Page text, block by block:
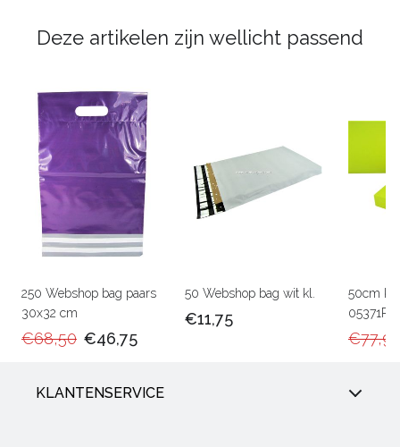
Deze artikelen zijn wellicht passend
250 Webshop bag paars
30x32 cm
€68,50 €46,75
50 Webshop bag wit kl.
€11,75
50cm
05371RU
KLANTENSERVICE